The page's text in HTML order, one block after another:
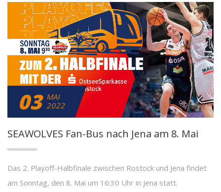
03 MAI
2022
SEAWOLVES Fan-Bus nach Jena am 8. Mai
Das 2. Playoff-Halbfinale zwischen Rostock und Jena findet
am Sonntag, den 8. Mai um 16:30 Uhr in Jena statt.